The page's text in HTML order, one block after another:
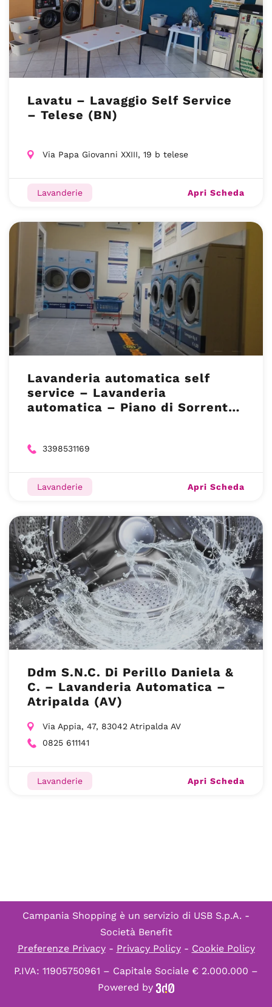
Lavatu – Lavaggio Self Service
– Telese (BN)
Via Papa Giovanni XXIII, 19 b telese
Lavanderie Apri Scheda
Lavanderia automatica self
service – Lavanderia
automatica – Piano di Sorrento
3398531169
Lavanderie Apri Scheda
Ddm S.N.C. Di Perillo Daniela &
C. – Lavanderia Automatica –
Atripalda (AV)
Via Appia, 47, 83042 Atripalda AV
0825 611141
Lavanderie Apri Scheda
Campania Shopping è un servizio di USB S.p.A. -
Società Benefit
Preferenze Privacy- Privacy Policy- Cookie Policy
P.IVA: 11905750961 – Capitale Sociale € 2.000.000 –
Powered by